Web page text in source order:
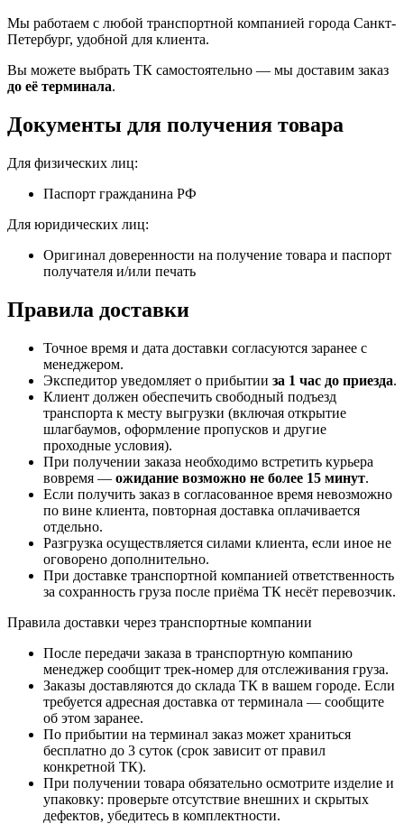
Мы работаем с любой транспортной компанией города Санкт-
Петербург, удобной для клиента.
Вы можете выбрать ТК самостоятельно — мы доставим заказ
до её терминала.
Документы для получения товара
Для физических лиц:
Паспорт гражданина РФ
Для юридических лиц:
Оригинал доверенности на получение товара и паспорт
получателя и/или печать
Правила доставки
Точное время и дата доставки согласуются заранее с
менеджером.
Экспедитор уведомляет о прибытии за 1 час до приезда.
Клиент должен обеспечить свободный подъезд
транспорта к месту выгрузки (включая открытие
шлагбаумов, оформление пропусков и другие
проходные условия).
При получении заказа необходимо встретить курьера
вовремя — ожидание возможно не более 15 минут.
Если получить заказ в согласованное время невозможно
по вине клиента, повторная доставка оплачивается
отдельно.
Разгрузка осуществляется силами клиента, если иное не
оговорено дополнительно.
При доставке транспортной компанией ответственность
за сохранность груза после приёма ТК несёт перевозчик.
Правила доставки через транспортные компании
После передачи заказа в транспортную компанию
менеджер сообщит трек-номер для отслеживания груза.
Заказы доставляются до склада ТК в вашем городе. Если
требуется адресная доставка от терминала — сообщите
об этом заранее.
По прибытии на терминал заказ может храниться
бесплатно до 3 суток (срок зависит от правил
конкретной ТК).
При получении товара обязательно осмотрите изделие и
упаковку: проверьте отсутствие внешних и скрытых
дефектов, убедитесь в комплектности.